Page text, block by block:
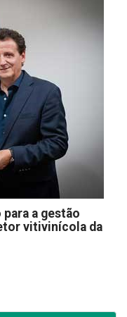
a gestão
vitivinícola da